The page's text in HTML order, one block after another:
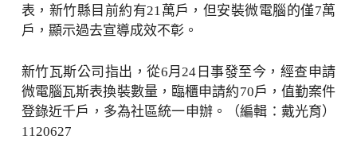
表，新竹縣目前約有21萬戶，但安裝微電腦的僅7萬
戶，顯示過去宣導成效不彰。
新竹瓦斯公司指出，從6月24日事發至今，經查申請
微電腦瓦斯表換裝數量，臨櫃申請約70戶，值勤案件
登錄近千戶，多為社區統一申辦。（編輯：戴光育）
1120627